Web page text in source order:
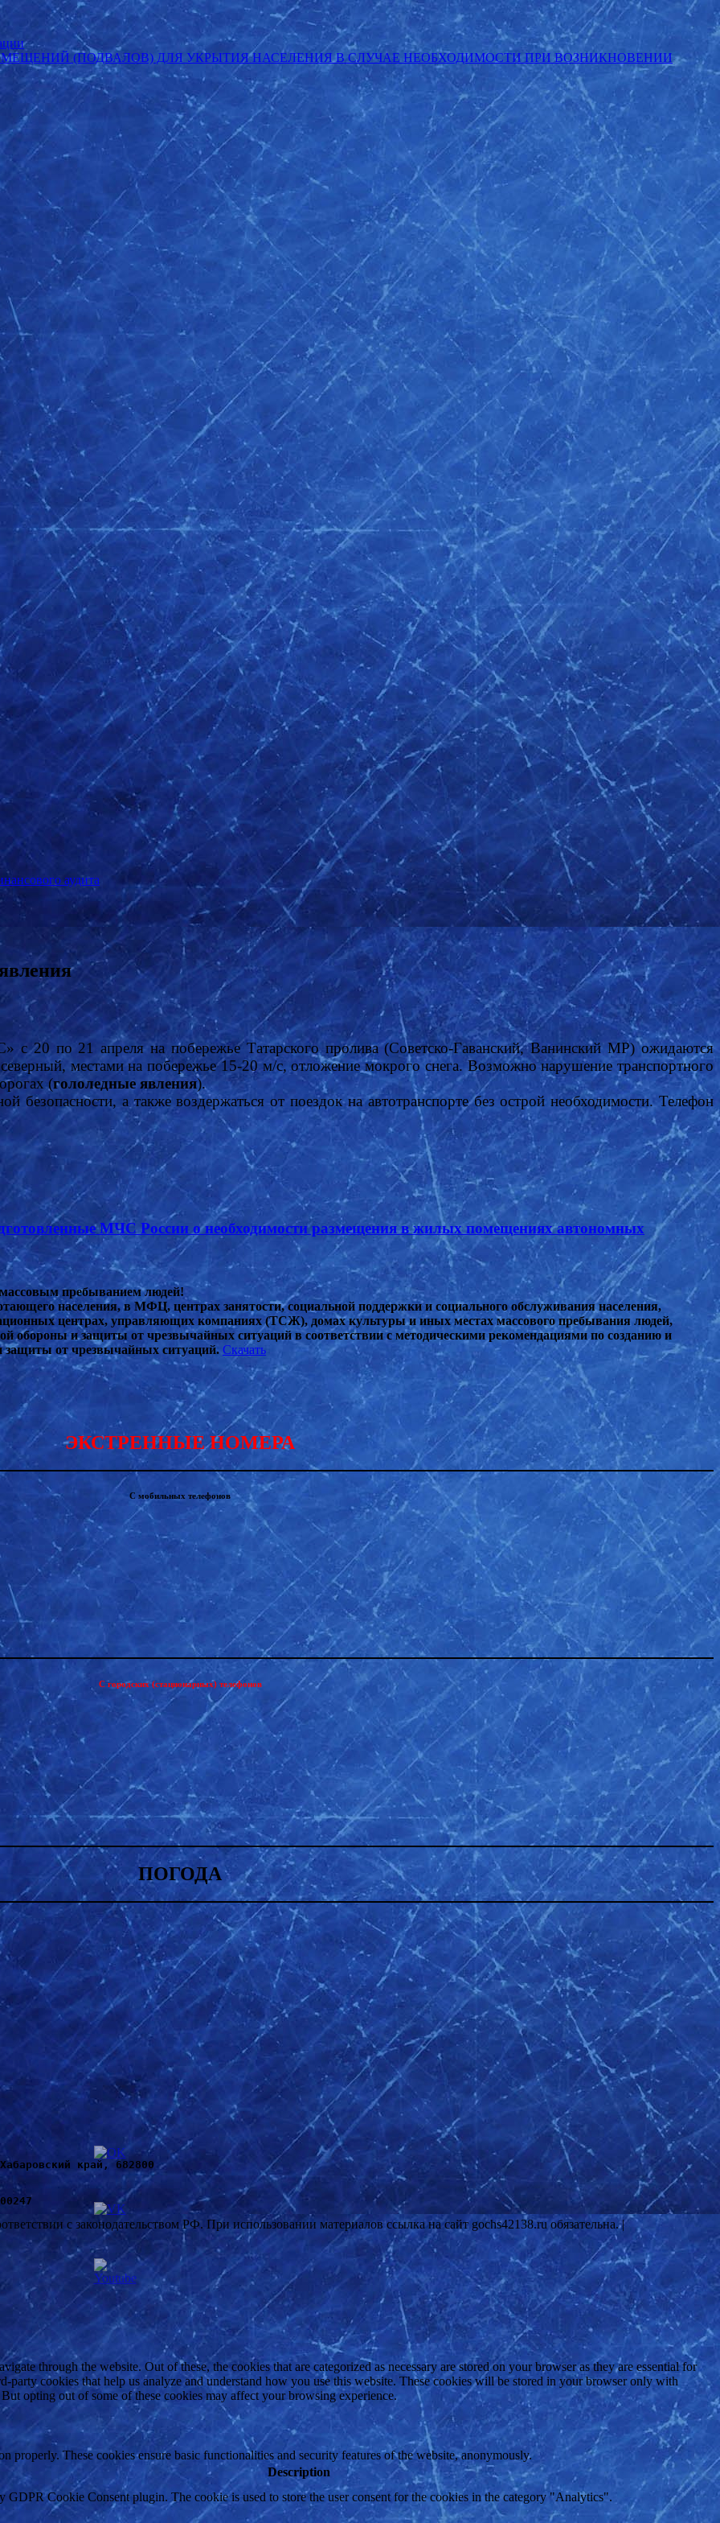
(ПОДВАЛОВ) ДЛЯ УКРЫТИЯ НАСЕЛЕНИЯ В СЛУЧАЕ НЕОБХОДИМОСТИ ПРИ ВОЗНИКНОВЕНИИ
аудита
20 по 21 апреля на побережье Татарского пролива (Советско-Гаванский, Ванинский МР) ожидаются
местами на побережье 15-20 м/с, отложение мокрого снега.Возможно нарушение транспортного
(гололедные явления).
безопасности, а также воздержаться от поездок на автотранспорте без острой необходимости. Телефон
МЧС России о необходимости размещения в жилых помещениях автономных
пребыванием людей!
населения, в МФЦ, центрах занятости, социальной поддержки и социального обслуживания населения,
центрах, управляющих компаниях (ТСЖ), домах культуры и иных местах массового пребывания людей,
обороны и защиты от чрезвычайных ситуаций в соответствии с методическими рекомендациями по созданию и
защиты от чрезвычайных ситуаций. Скачать
ЭКСТРЕННЫЕ НОМЕРА
С мобильных телефонов
С городских (стационарных) телефонов
ПОГОДА
край, 682800
с законодательством РФ. При использовании материалов ссылка на сайт gochs42138.ru обязательна. |
through the website. Out of these, the cookies that are categorized as necessary are stored on your browser as they are essential for
cookies that help us analyze and understand how you use this website. These cookies will be stored in your browser only with
opting out of some of these cookies may affect your browsing experience.
properly. These cookies ensure basic functionalities and security features of the website, anonymously.
Description
GDPR Cookie Consent plugin. The cookie is used to store the user consent for the cookies in the category "Analytics".